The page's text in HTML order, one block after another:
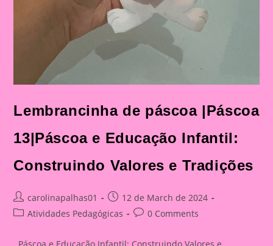
Lembrancinha de páscoa |Páscoa
13|Páscoa e Educação Infantil:
Construindo Valores e Tradições
Post
author:
carolinapalhas01
Post
published:
12 de March de 2024
PostAtividades Pedagógicas
Post0 Comments